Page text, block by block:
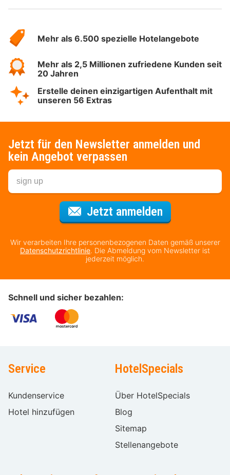
Hotelspecials
Mehr als 6.500 spezielle Hotelangebote
Mehr als 2,5 Millionen zufriedene Kunden seit
20 Jahren
Erstelle deinen einzigartigen Aufenthalt mit
unseren 56 Extras
Jetzt für den Newsletter anmelden und
kein Angebot verpassen
Jetzt anmeldenFür den
Wir verarbeiten Ihre personenbezogenen Daten gemäß unserer
Datenschutzrichtlinie. Die Abmeldung vom Newsletter ist
jederzeit möglich.
Schnell und sicher bezahlen:
Service
Kundenservice
Hotel hinzufügen
HotelSpecials
Über HotelSpecials
Blog
Sitemap
Stellenangebote